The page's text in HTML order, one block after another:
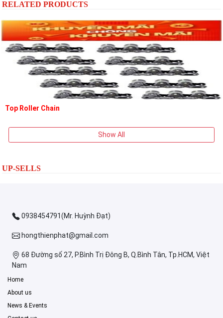
RELATED PRODUCTS
Top Roller Chain
Show All
UP-SELLS
0938454791(Mr. Huỳnh Đạt)
hongthienphat@gmail.com
68 Đường số 27, P.Bình Trị Đông B, Q.Bình Tân, Tp.HCM, Việt
Nam
Home
About us
News & Events